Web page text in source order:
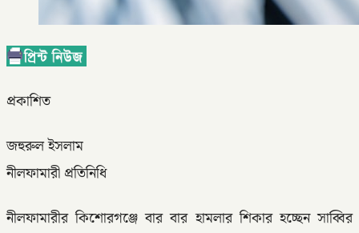
প্রকাশিত
জহুরুল ইসলাম
নীলফামারী প্রতিনিধি
নীলফামারীর কিশোরগঞ্জে বার বার হামলার শিকার হচ্ছেন সাব্বির